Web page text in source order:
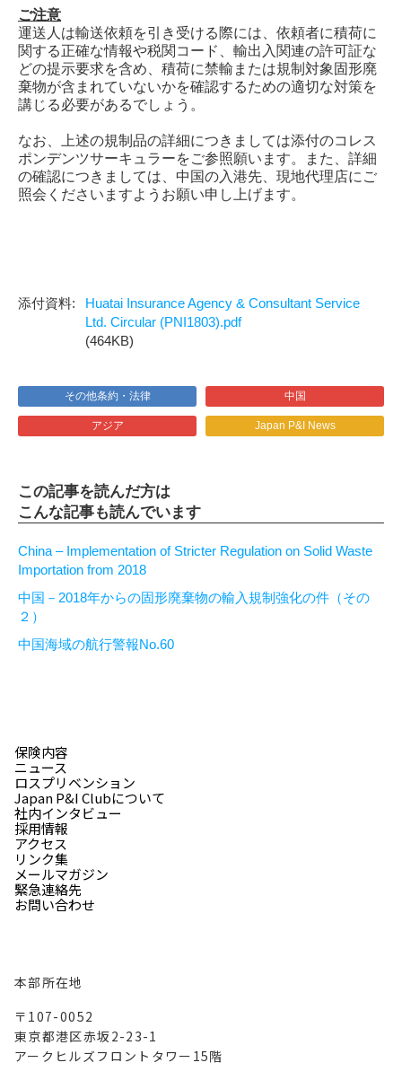
ご注意
運送人は輸送依頼を引き受ける際には、依頼者に積荷に
関する正確な情報や税関コード、輸出入関連の許可証な
どの提示要求を含め、積荷に禁輸または規制対象固形廃
棄物が含まれていないかを確認するための適切な対策を
講じる必要があるでしょう。
なお、上述の規制品の詳細につきましては添付のコレス
ポンデンツサーキュラーをご参照願います。また、詳細
の確認につきましては、中国の入港先、現地代理店にご
照会くださいますようお願い申し上げます。
Huatai Insurance Agency & Consultant Service
Ltd. Circular (PNI1803).pdf
(464KB)
その他条約・法律 中国
アジア Japan P&I News
この記事を読んだ方は
こんな記事も読んでいます
China – Implementation of Stricter Regulation on Solid Waste
Importation from 2018
中国－2018年からの固形廃棄物の輸入規制強化の件（その
２）
中国海域の航行警報No.60
本部所在地
〒107-0052
東京都港区赤坂2-23-1
アークヒルズフロントタワー15階
保険内容
社内インタビュー
緊急連絡先
ニュース
採用情報
リンク集
ロスプリベンション
アクセス
メールマガジン
Japan P&I Clubについて
お問い合わせ